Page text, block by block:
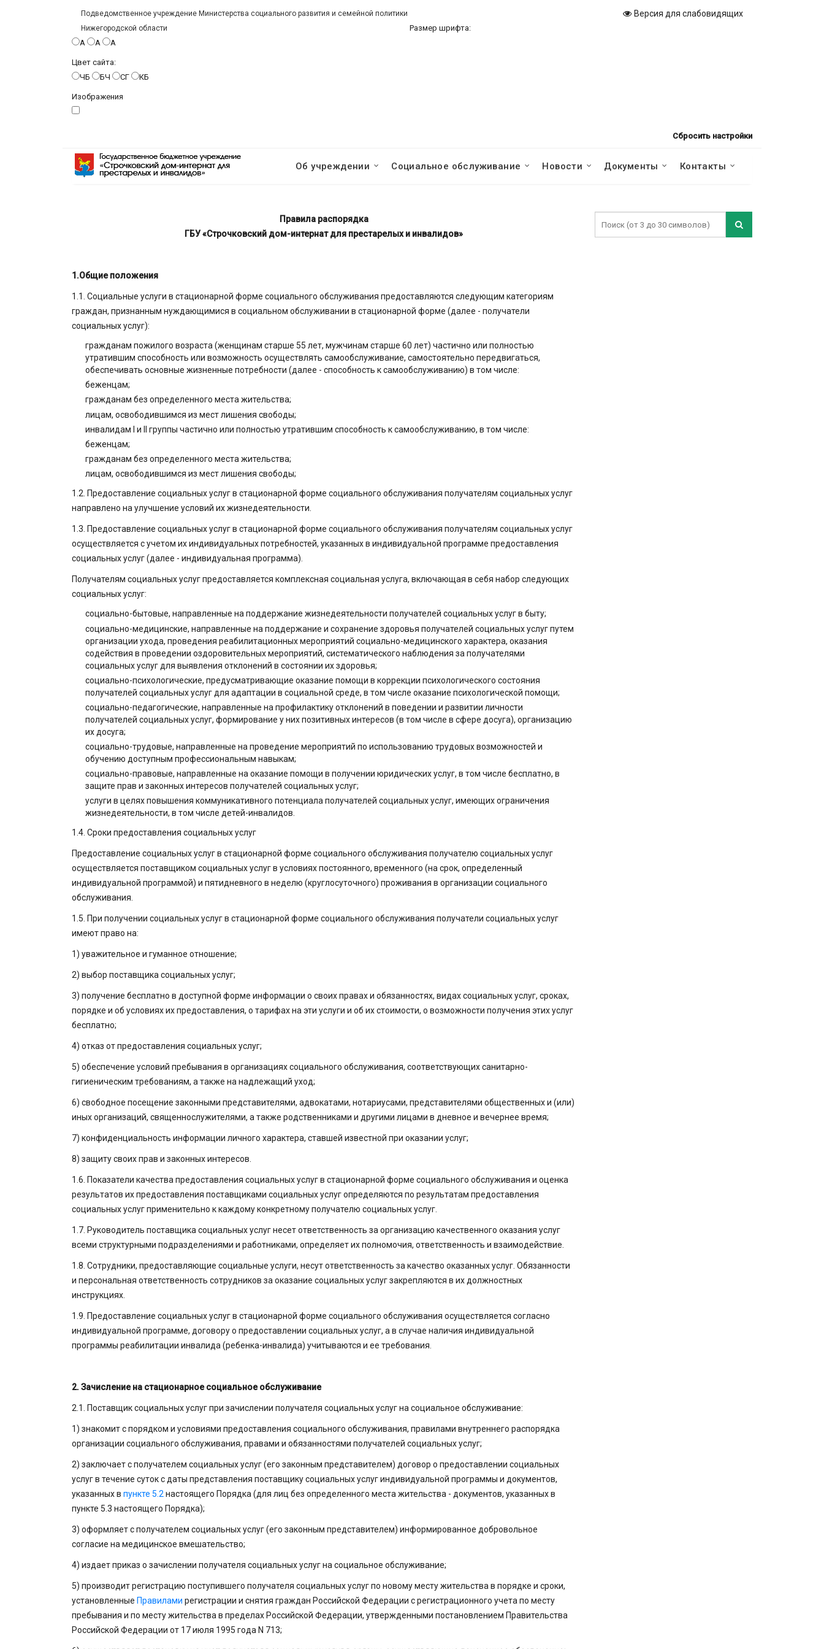
Подведомственное учреждение Министерства социального развития и семейной политики
Нижегородской области
Версия для слабовидящих
Размер шрифта:
A
A A
Цвет сайта:
ЧБ
БЧ СГ КБ
Изображения
Сбросить настройки
Об учреждении Социальное обслуживание Новости Документы Контакты
Правила распорядка
ГБУ «Строчковский дом-интернат для престарелых и инвалидов»
1.Общие положения
1.1. Социальные услуги в стационарной форме социального обслуживания предоставляются следующим категориям
граждан, признанным нуждающимися в социальном обслуживании в стационарной форме (далее - получатели
социальных услуг):
гражданам пожилого возраста (женщинам старше 55 лет, мужчинам старше 60 лет) частично или полностью
утратившим способность или возможность осуществлять самообслуживание, самостоятельно передвигаться,
обеспечивать основные жизненные потребности (далее - способность к самообслуживанию) в том числе:
беженцам;
гражданам без определенного места жительства;
лицам, освободившимся из мест лишения свободы;
инвалидам I и II группы частично или полностью утратившим способность к самообслуживанию, в том числе:
беженцам;
гражданам без определенного места жительства;
лицам, освободившимся из мест лишения свободы;
1.2. Предоставление социальных услуг в стационарной форме социального обслуживания получателям социальных услуг
направлено на улучшение условий их жизнедеятельности.
1.3. Предоставление социальных услуг в стационарной форме социального обслуживания получателям социальных услуг
осуществляется с учетом их индивидуальных потребностей, указанных в индивидуальной программе предоставления
социальных услуг (далее - индивидуальная программа).
Получателям социальных услуг предоставляется комплексная социальная услуга, включающая в себя набор следующих
социальных услуг:
социально-бытовые, направленные на поддержание жизнедеятельности получателей социальных услуг в быту;
социально-медицинские, направленные на поддержание и сохранение здоровья получателей социальных услуг путем
организации ухода, проведения реабилитационных мероприятий социально-медицинского характера, оказания
содействия в проведении оздоровительных мероприятий, систематического наблюдения за получателями
социальных услуг для выявления отклонений в состоянии их здоровья;
социально-психологические, предусматривающие оказание помощи в коррекции психологического состояния
получателей социальных услуг для адаптации в социальной среде, в том числе оказание психологической помощи;
социально-педагогические, направленные на профилактику отклонений в поведении и развитии личности
получателей социальных услуг, формирование у них позитивных интересов (в том числе в сфере досуга), организацию
их досуга;
социально-трудовые, направленные на проведение мероприятий по использованию трудовых возможностей и
обучению доступным профессиональным навыкам;
социально-правовые, направленные на оказание помощи в получении юридических услуг, в том числе бесплатно, в
защите прав и законных интересов получателей социальных услуг;
услуги в целях повышения коммуникативного потенциала получателей социальных услуг, имеющих ограничения
жизнедеятельности, в том числе детей-инвалидов.
1.4. Сроки предоставления социальных услуг
Предоставление социальных услуг в стационарной форме социального обслуживания получателю социальных услуг
осуществляется поставщиком социальных услуг в условиях постоянного, временного (на срок, определенный
индивидуальной программой) и пятидневного в неделю (круглосуточного) проживания в организации социального
обслуживания.
1.5. При получении социальных услуг в стационарной форме социального обслуживания получатели социальных услуг
имеют право на:
1) уважительное и гуманное отношение;
2) выбор поставщика социальных услуг;
3) получение бесплатно в доступной форме информации о своих правах и обязанностях, видах социальных услуг, сроках,
порядке и об условиях их предоставления, о тарифах на эти услуги и об их стоимости, о возможности получения этих услуг
бесплатно;
4) отказ от предоставления социальных услуг;
5) обеспечение условий пребывания в организациях социального обслуживания, соответствующих санитарно-
гигиеническим требованиям, а также на надлежащий уход;
6) свободное посещение законными представителями, адвокатами, нотариусами, представителями общественных и (или)
иных организаций, священнослужителями, а также родственниками и другими лицами в дневное и вечернее время;
7) конфиденциальность информации личного характера, ставшей известной при оказании услуг;
8) защиту своих прав и законных интересов.
1.6. Показатели качества предоставления социальных услуг в стационарной форме социального обслуживания и оценка
результатов их предоставления поставщиками социальных услуг определяются по результатам предоставления
социальных услуг применительно к каждому конкретному получателю социальных услуг.
1.7. Руководитель поставщика социальных услуг несет ответственность за организацию качественного оказания услуг
всеми структурными подразделениями и работниками, определяет их полномочия, ответственность и взаимодействие.
1.8. Сотрудники, предоставляющие социальные услуги, несут ответственность за качество оказанных услуг. Обязанности
и персональная ответственность сотрудников за оказание социальных услуг закрепляются в их должностных
инструкциях.
1.9. Предоставление социальных услуг в стационарной форме социального обслуживания осуществляется согласно
индивидуальной программе, договору о предоставлении социальных услуг, а в случае наличия индивидуальной
программы реабилитации инвалида (ребенка-инвалида) учитываются и ее требования.
2. Зачисление на стационарное социальное обслуживание
2.1. Поставщик социальных услуг при зачислении получателя социальных услуг на социальное обслуживание:
1) знакомит с порядком и условиями предоставления социального обслуживания, правилами внутреннего распорядка
организации социального обслуживания, правами и обязанностями получателей социальных услуг;
2) заключает с получателем социальных услуг (его законным представителем) договор о предоставлении социальных
услуг в течение суток с даты представления поставщику социальных услуг индивидуальной программы и документов,
указанных в пункте 5.2настоящего Порядка (для лиц без определенного места жительства - документов, указанных в
пункте 5.3 настоящего Порядка);
3) оформляет с получателем социальных услуг (его законным представителем) информированное добровольное
согласие на медицинское вмешательство;
4) издает приказ о зачислении получателя социальных услуг на социальное обслуживание;
5) производит регистрацию поступившего получателя социальных услуг по новому месту жительства в порядке и сроки,
установленные Правилами регистрации и снятия граждан Российской Федерации с регистрационного учета по месту
пребывания и по месту жительства в пределах Российской Федерации, утвержденными постановлением Правительства
Российской Федерации от 17 июля 1995 года N 713;